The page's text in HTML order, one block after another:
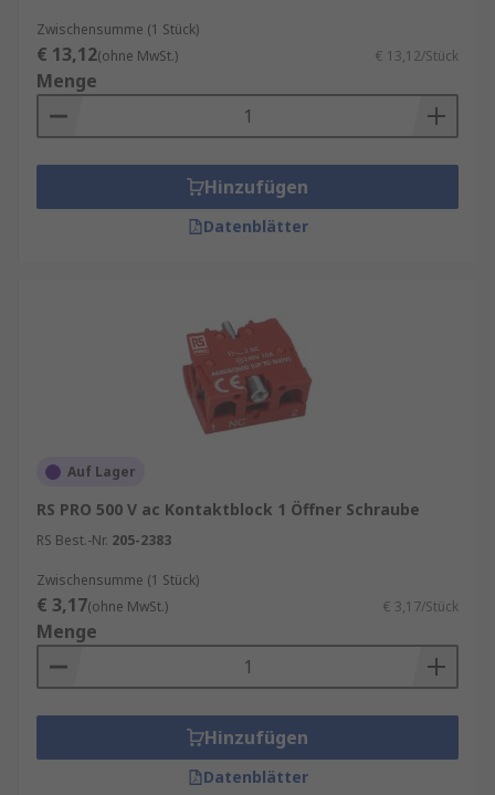
Zwischensumme (1 Stück)
€ 13,12(ohne MwSt.) € 13,12/Stück
Menge
Hinzufügen
Datenblätter
Auf Lager
RS PRO 500 V ac Kontaktblock 1 Öffner Schraube
RS Best.-Nr. 205-2383
Zwischensumme (1 Stück)
€ 3,17(ohne MwSt.) € 3,17/Stück
Menge
Hinzufügen
Datenblätter